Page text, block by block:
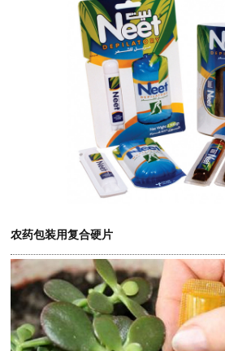
农药包装用复合硬片